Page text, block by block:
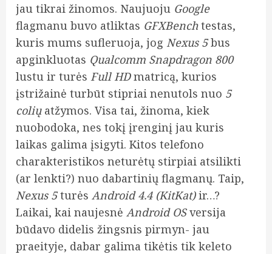
jau tikrai žinomos. Naujuoju Google
flagmanu buvo atliktas GFXBenchtestas,
kuris mums sufleruoja, jog Nexus 5bus
apginkluotas Qualcomm Snapdragon 800
lustu ir turės Full HDmatricą, kurios
įstrižainė turbūt stipriai nenutols nuo 5
coliųatžymos. Visa tai, žinoma, kiek
nuobodoka, nes tokį įrenginį jau kuris
laikas galima įsigyti. Kitos telefono
charakteristikos neturėtų stirpiai atsilikti
(ar lenkti?) nuo dabartinių flagmanų. Taip,
Nexus 5turės Android 4.4 (KitKat)ir…?
Laikai, kai naujesnė Android OSversija
būdavo didelis žingsnis pirmyn- jau
praeityje, dabar galima tikėtis tik keleto